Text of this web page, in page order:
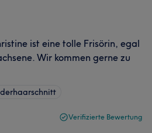
ist eine tolle Frisörin, egal
Wir kommen gerne zu
Verifizierte Bewertung